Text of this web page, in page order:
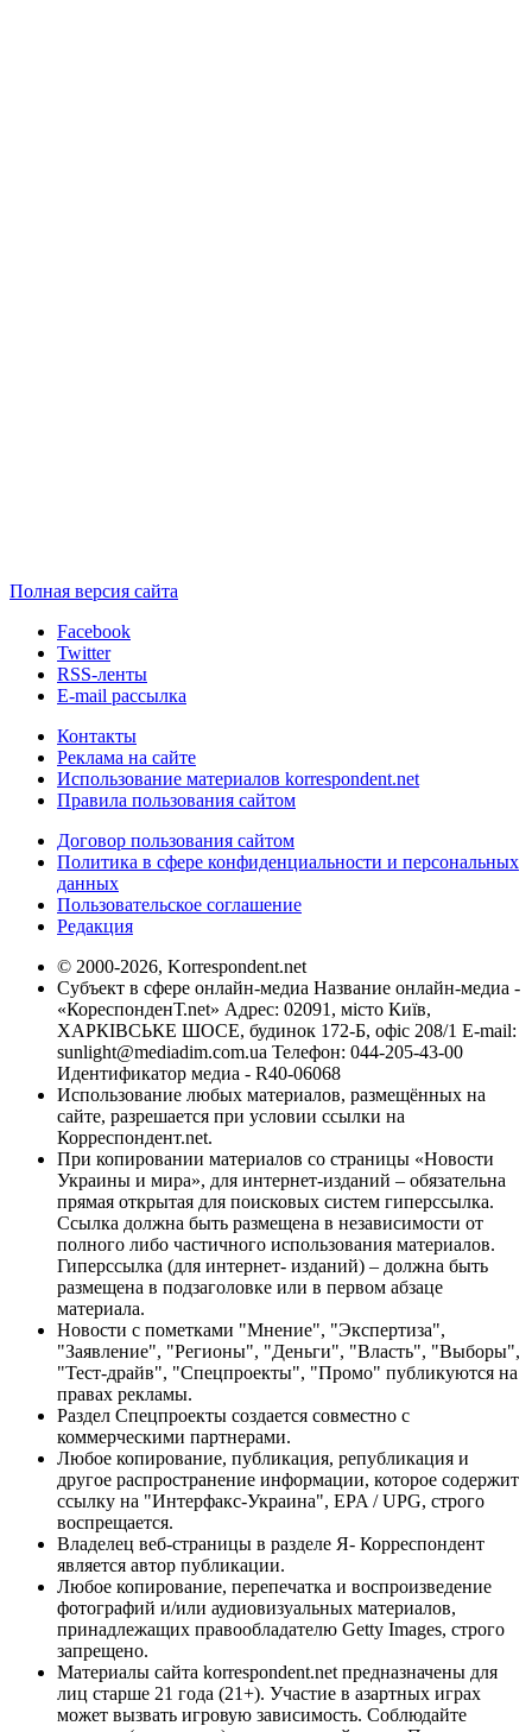
Полная версия сайта
Facebook
Twitter
RSS-ленты
E-mail рассылка
Контакты
Реклама на сайте
Использование материалов korrespondent.net
Правила пользования сайтом
Договор пользования сайтом
Политика в сфере конфиденциальности и персональных
данных
Пользовательское соглашение
Редакция
© 2000-2026, Korrespondent.net
Субъект в сфере онлайн-медиа Название онлайн-медиа -
«КореспонденТ.net» Адрес: 02091, місто Київ,
ХАРКІВСЬКЕ ШОСЕ, будинок 172-Б, офіс 208/1 E-mail:
sunlight@mediadim.com.ua Телефон: 044-205-43-00
Идентификатор медиа - R40-06068
Использование любых материалов, размещённых на
сайте, разрешается при условии ссылки на
Корреспондент.net.
При копировании материалов со страницы «Новости
Украины и мира», для интернет-изданий – обязательна
прямая открытая для поисковых систем гиперссылка.
Ссылка должна быть размещена в независимости от
полного либо частичного использования материалов.
Гиперссылка (для интернет- изданий) – должна быть
размещена в подзаголовке или в первом абзаце
материала.
Новости с пометками "Мнение", "Экспертиза",
"Заявление", "Регионы", "Деньги", "Власть", "Выборы",
"Тест-драйв", "Спецпроекты", "Промо" публикуются на
правах рекламы.
Раздел Спецпроекты создается совместно с
коммерческими партнерами.
Любое копирование, публикация, републикация и
другое распространение информации, которое содержит
ссылку на "Интерфакс-Украина", EPA / UPG, строго
воспрещается.
Владелец веб-страницы в разделе Я- Корреспондент
является автор публикации.
Любое копирование, перепечатка и воспроизведение
фотографий и/или аудиовизуальных материалов,
принадлежащих правообладателю Getty Images, строго
запрещено.
Материалы сайта korrespondent.net предназначены для
лиц старше 21 года (21+). Участие в азартных играх
может вызвать игровую зависимость. Соблюдайте